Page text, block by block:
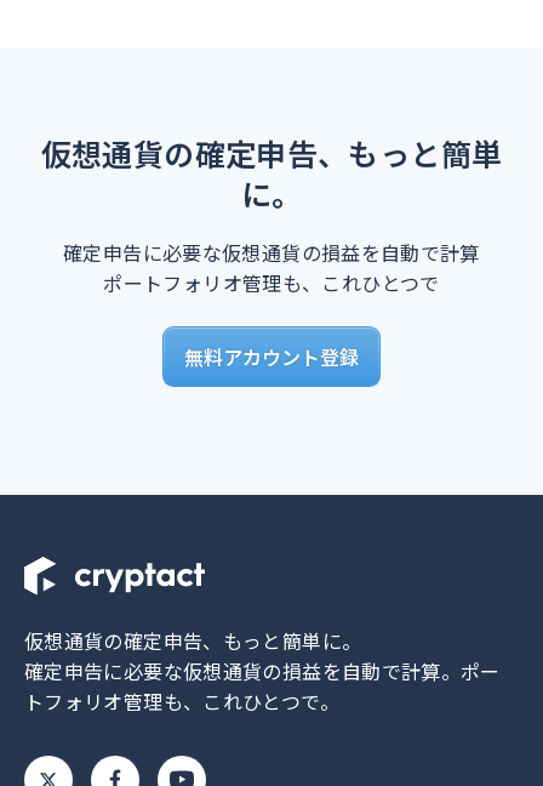
仮想通貨の確定申告、もっと簡単
に。
確定申告に必要な仮想通貨の損益を自動で計算
ポートフォリオ管理も、これひとつで
無料アカウント登録
仮想通貨の確定申告、もっと簡単に。
確定申告に必要な仮想通貨の損益を自動で計算。 ポー
トフォリオ管理も、これひとつで。